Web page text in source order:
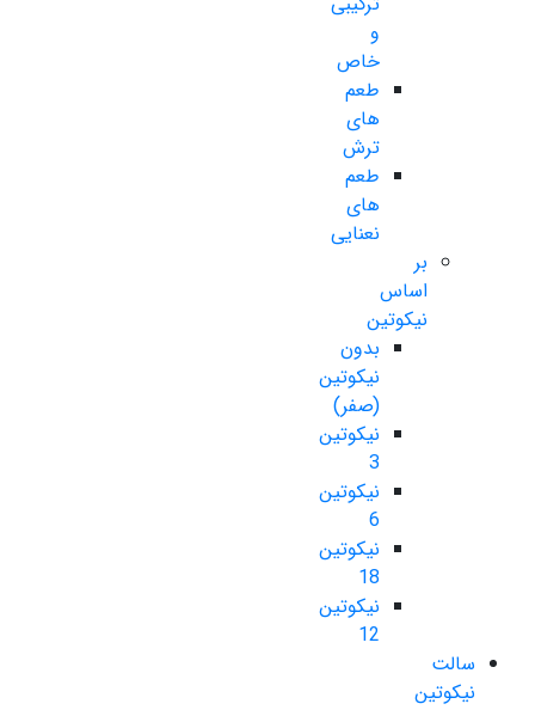
و
خاص
طعم
های
ترش
طعم
های
نعنایی
بر
اساس
نیکوتین
بدون
نیکوتین
(صفر)
نیکوتین
3
نیکوتین
6
نیکوتین
18
نیکوتین
12
سالت
نیکوتین